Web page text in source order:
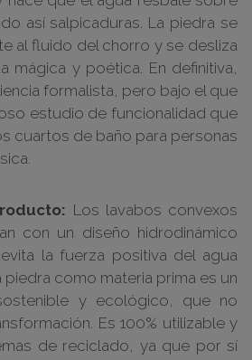
así salpicaduras. La piedra se
al fluido del chorro y se desliza
mágica y poética. En definitiva,
formalista, pero bajo el que
estudio de funcionalidad que
cuartos de baño para personas
Los lavabos convexos
con un diseño hidrodinámico
la fuerza positiva del agua
piedra como materia prima es un
y ecológico, que no
Es 100% utilizable y
de reciclado, ya que por sí